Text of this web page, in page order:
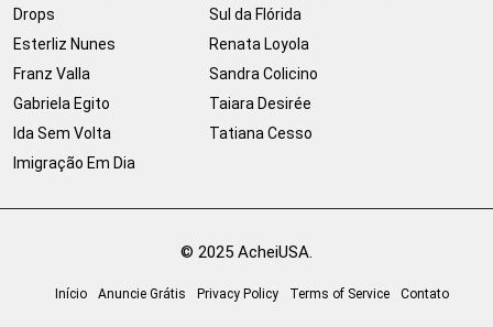
Drops
Esterliz Nunes
Franz Valla
Gabriela Egito
Ida Sem Volta
Imigração Em Dia
Sul da Flórida
Renata Loyola
Sandra Colicino
Taiara Desirée
Tatiana Cesso
© 2025 AcheiUSA.
Início Anuncie Grátis Privacy Policy Terms of Service Contato